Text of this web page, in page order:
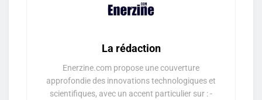
La rédaction
Enerzine.com propose une couverture
approfondie des innovations technologiques et
scientifiques, avec un accent particulier sur : -